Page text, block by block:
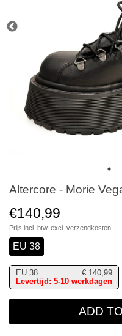
Altercore - Morie
€140,99
Prijs incl. btw, excl. verzendkosten
EU 38
EU 38 € 140,99
Levertijd: 5-10 werkdagen
ADD